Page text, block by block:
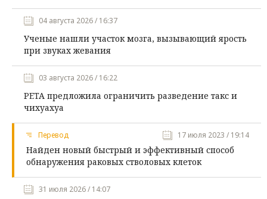
04 августа 2026 / 16:37
Ученые нашли участок мозга, вызывающий ярость
при звуках жевания
03 августа 2026 / 16:22
PETA предложила ограничить разведение такс и
чихуахуа
Перевод 17 июля 2023 / 19:14
Найден новый быстрый и эффективный способ
обнаружения раковых стволовых клеток
31 июля 2026 / 14:07